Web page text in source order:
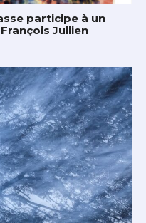
participe à un
Jullien